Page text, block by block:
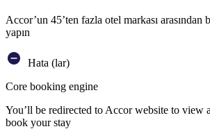
Accor’un 45’ten fazla otel markası arasından
yapın
Hata (lar)
Core booking engine
You’ll be redirected to Accor website to view
book your stay